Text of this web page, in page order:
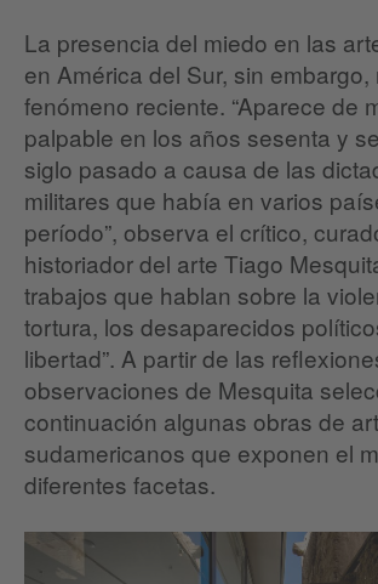
La presencia del miedo en las
en América del Sur, sin embargo,
fenómeno reciente. “Aparece de
palpable en los años sesenta y
siglo pasado a causa de las
militares que había en varios
período”, observa el crítico,
historiador del arte Tiago
trabajos que hablan sobre la
tortura, los desaparecidos
libertad”. A partir de las
observaciones de Mesquita
continuación algunas obras de
sudamericanos que exponen el
diferentes facetas.